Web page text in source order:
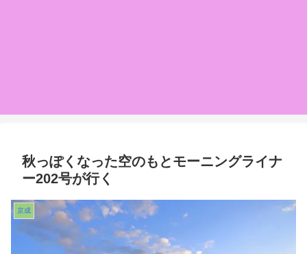
秋っぽくなった空のもとモーニングライナ
ー202号が行く
京成